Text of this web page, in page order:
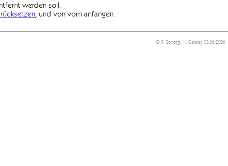
werden soll.
, und von vorn anfangen.
© R. Sontag, H. Geisler, 03.06.2026